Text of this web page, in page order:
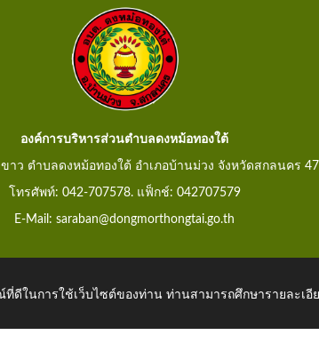
องค์การบริหารส่วนตำบลดงหม้อทองใต้
าว ตำบลดงหม้อทองใต้ อำเภอบ้านม่วง จังหวัดสกลนคร
โทรศัพท์: 042-707578. แฟ็กช์: 042707579
E-Mail: saraban@dongmorthongtai.go.th
ในการใช้เว็บไซต์ของท่าน ท่านสามารถศึกษารายละเอี